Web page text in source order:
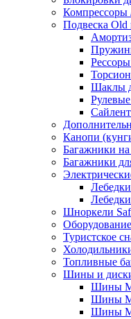
Компрессоры
Подвеска Old
Шаклы
Канопи
Багажники
Багажники
Шноркели
Туристское
Топливные
Шины и
Шины
Шины
Шины